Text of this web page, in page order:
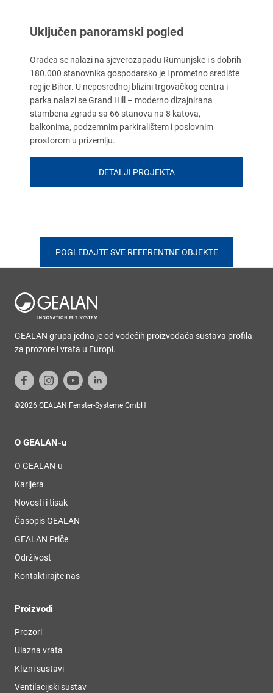
Uključen panoramski pogled
Oradea se nalazi na sjeverozapadu Rumunjske i s dobrih
180.000 stanovnika gospodarsko je i prometno središte
regije Bihor. U neposrednoj blizini trgovačkog centra i
parka nalazi se Grand Hill – moderno dizajnirana
stambena zgrada sa 66 stanova na 8 katova,
balkonima, podzemnim parkiralištem i poslovnim
prostorom u prizemlju.
DETALJI PROJEKTA
POGLEDAJTE SVE REFERENTNE OBJEKTE
GEALAN grupa jedna je od vodećih proizvođača sustava profila
za prozore i vrata u Europi.
©2026 GEALAN Fenster-Systeme GmbH
O GEALAN-u
O GEALAN-u
Karijera
Novosti i tisak
Časopis GEALAN
GEALAN Priče
Održivost
Kontaktirajte nas
Proizvodi
Prozori
Ulazna vrata
Klizni sustavi
Ventilacijski sustav